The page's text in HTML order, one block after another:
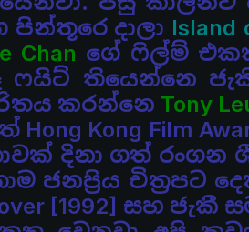
දාලා Island
Chan ගේ ෆිල්ම්
තියෙන්නෙ
කරන්නෙ Tony
Kong Film
දිනා ගත් රංගන
ජනප්‍රිය චිත්‍රපට
[1992] සහ ජැකී